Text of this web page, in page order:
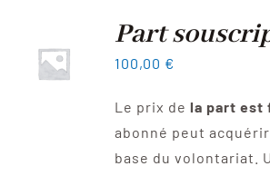
Contact
Part
100,00 €
Le prix de la part est
abonné peut
base du volontariat.